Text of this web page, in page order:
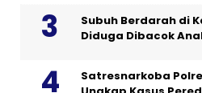
Subuh Berdarah di
Diduga Dibacok
Satresnarkoba